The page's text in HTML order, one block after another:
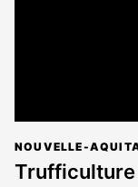
NOUVELLE-